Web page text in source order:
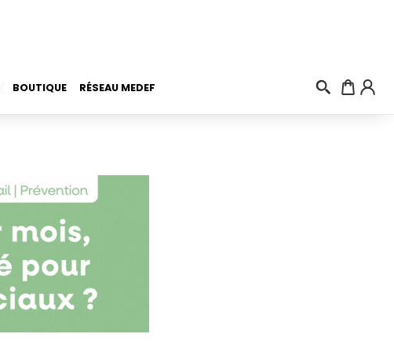
BOUTIQUE RÉSEAU MEDEF